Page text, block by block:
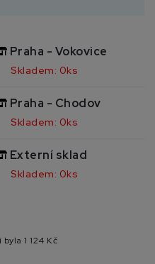
Praha - Vokovice
Skladem: 0ks
Praha - Chodov
Skladem: 0ks
Externí sklad
Skladem: 0ks
byla 1 124 Kč